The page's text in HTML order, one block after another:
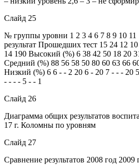
Слайд 25
№ группы уровни 1 2 3 4 6 7 8 9 10 11
результат Прошедших тест 15 24 12
14 190 Высокий (%) 6 38 42 50 18 20
Средний (%) 88 56 58 50 80 60 63 66
Низкий (%) 6 6 - - 2 20 6 - 20 7 - - - 20
- - - - 5 - - 1
Слайд 26
Диаграмма общих результатов
17 г. Коломны по уровням
Слайд 27
Сравнение результатов 2008 год 2009